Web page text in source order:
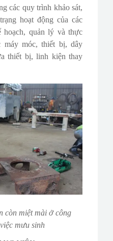
các quy trình khảo sát,
hoạt động của các
quản lý và thực
máy móc, thiết bị, dây
thiết bị, linh kiện thay
còn miệt mài ở công
mưu sinh